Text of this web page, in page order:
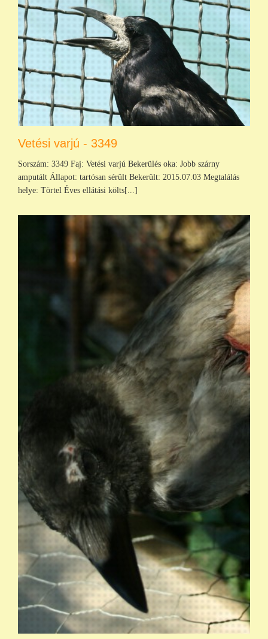
Vetési varjú - 3349
Sorszám: 3349 Faj: Vetési varjú Bekerülés oka: Jobb szárny
amputált Állapot: tartósan sérült Bekerült: 2015.07.03 Megtalálás
helye: Törtel Éves ellátási költs[...]